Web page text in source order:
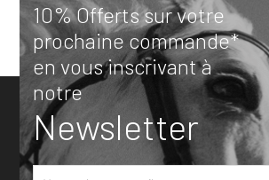
10% Offerts sur votre
prochaine commande*
en vous inscrivant à
notre
Newsletter